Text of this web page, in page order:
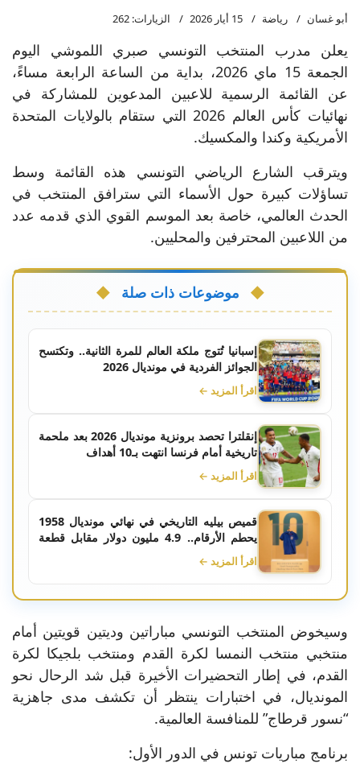
أبو غسان رياضة 15 أيار 2026 الزيارات: 262
يعلن مدرب المنتخب التونسي صبري اللموشي اليوم
الجمعة 15 ماي 2026، بداية من الساعة الرابعة مساءً،
عن القائمة الرسمية للاعبين المدعوين للمشاركة في
نهائيات كأس العالم 2026 التي ستقام بالولايات المتحدة
الأمريكية وكندا والمكسيك.
ويترقب الشارع الرياضي التونسي هذه القائمة وسط
تساؤلات كبيرة حول الأسماء التي سترافق المنتخب في
الحدث العالمي، خاصة بعد الموسم القوي الذي قدمه عدد
من اللاعبين المحترفين والمحليين.
موضوعات ذات صلة
إسبانيا تُتوج ملكة العالم للمرة الثانية.. وتكتسح
الجوائز الفردية في مونديال 2026
اقرأ المزيد ←
إنقلترا تحصد برونزية مونديال 2026 بعد ملحمة
تاريخية أمام فرنسا انتهت بـ10 أهداف
اقرأ المزيد ←
قميص بيليه التاريخي في نهائي مونديال 1958
يحطم الأرقام.. 4.9 مليون دولار مقابل قطعة
من مجد الكرة البرازيلية
اقرأ المزيد ←
وسيخوض المنتخب التونسي مباراتين وديتين قويتين أمام
منتخبي منتخب النمسا لكرة القدم ومنتخب بلجيكا لكرة
القدم، في إطار التحضيرات الأخيرة قبل شد الرحال نحو
المونديال، في اختبارات ينتظر أن تكشف مدى جاهزية
“نسور قرطاج” للمنافسة العالمية.
برنامج مباريات تونس في الدور الأول: